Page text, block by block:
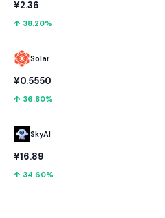
¥2.36
↑ 38.20%
Solar
¥0.5550
↑ 36.80%
SkyAI
¥16.89
↑ 34.60%